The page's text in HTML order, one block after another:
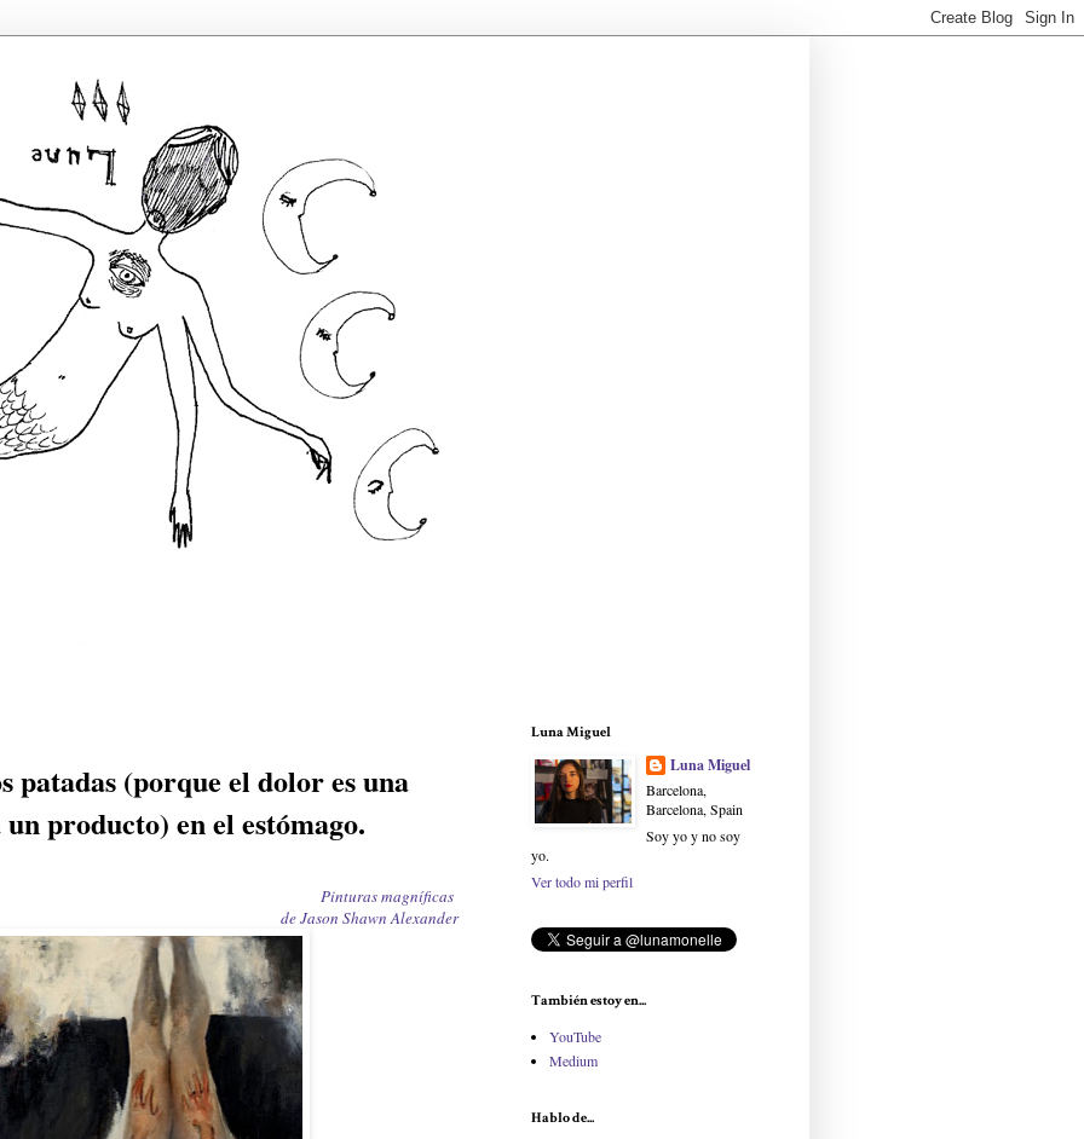
patadas (porque el dolor es una
producto) en el estómago.
Pinturas magníficas
de Jason Shawn Alexander
Luna Miguel
Luna Miguel
Barcelona,
Barcelona, Spain
Soy yo y no soy
yo.
Ver todo mi perfil
También estoy en...
YouTube
Medium
Hablo de...